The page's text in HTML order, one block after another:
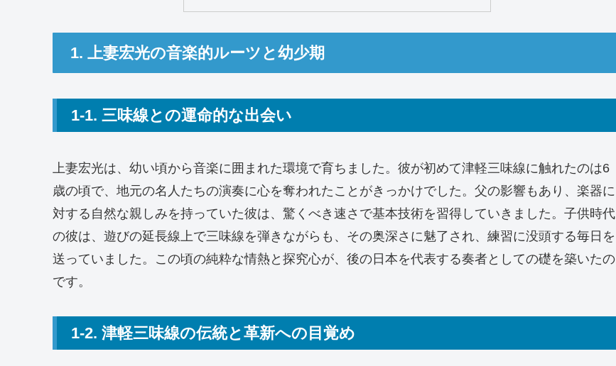
1. 上妻宏光の音楽的ルーツと幼少期
1-1. 三味線との運命的な出会い
上妻宏光は、幼い頃から音楽に囲まれた環境で育ちました。彼が初めて津軽三味線に触れたのは6
歳の頃で、地元の名人たちの演奏に心を奪われたことがきっかけでした。父の影響もあり、楽器に
対する自然な親しみを持っていた彼は、驚くべき速さで基本技術を習得していきました。子供時代
の彼は、遊びの延長線上で三味線を弾きながらも、その奥深さに魅了され、練習に没頭する毎日を
送っていました。この頃の純粋な情熱と探究心が、後の日本を代表する奏者としての礎を築いたの
です。
1-2. 津軽三味線の伝統と革新への目覚め